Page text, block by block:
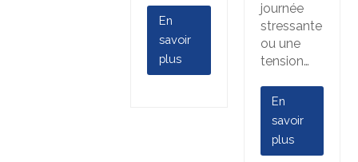
En
savoir
plus
journée
stressante
ou une
tension…
En
savoir
plus